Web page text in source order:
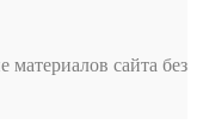
сайта без